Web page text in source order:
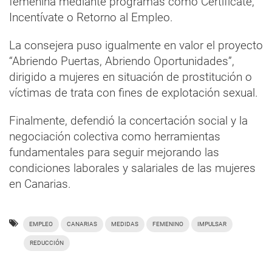
Incentívate o Retorno al Empleo.
La consejera puso igualmente en valor el proyecto
“Abriendo Puertas, Abriendo Oportunidades”,
dirigido a mujeres en situación de prostitución o
víctimas de trata con fines de explotación sexual.
Finalmente, defendió la concertación social y la
negociación colectiva como herramientas
fundamentales para seguir mejorando las
condiciones laborales y salariales de las mujeres
en Canarias.
EMPLEO CANARIAS MEDIDAS FEMENINO IMPULSAR
REDUCCIÓN